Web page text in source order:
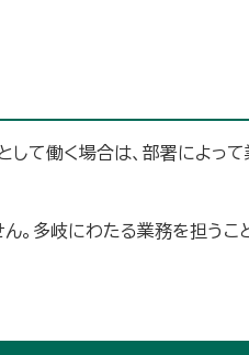
して働く場合は、部署によっ
。多岐にわたる業務を担うこ